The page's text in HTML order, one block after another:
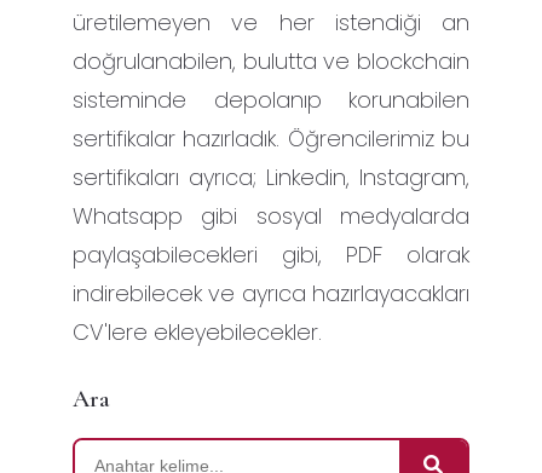
üretilemeyen ve her istendiği an
doğrulanabilen, bulutta ve blockchain
sisteminde depolanıp korunabilen
sertifikalar hazırladık. Öğrencilerimiz bu
sertifikaları ayrıca; Linkedin, Instagram,
Whatsapp gibi sosyal medyalarda
paylaşabilecekleri gibi, PDF olarak
indirebilecek ve ayrıca hazırlayacakları
CV'lere ekleyebilecekler.
Ara